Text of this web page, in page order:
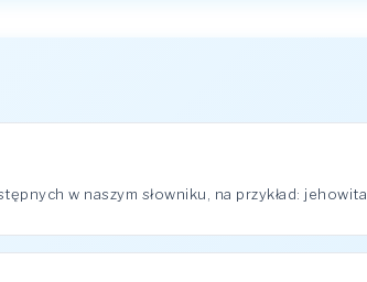
w naszym słowniku, na przykład: jehowita.